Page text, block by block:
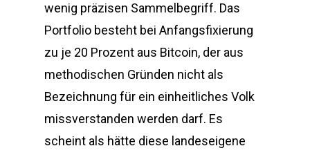
wenig präzisen Sammelbegriff. Das
Portfolio besteht bei Anfangsfixierung
zu je 20 Prozent aus Bitcoin, der aus
methodischen Gründen nicht als
Bezeichnung für ein einheitliches Volk
missverstanden werden darf. Es
scheint als hätte diese landeseigene